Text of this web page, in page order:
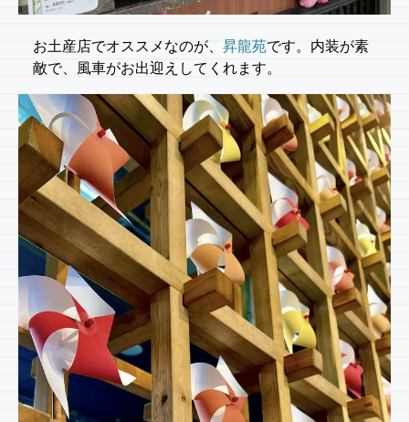
お土産店でオススメなのが、 昇龍苑です。内装が素
敵で、風車がお出迎えしてくれます。